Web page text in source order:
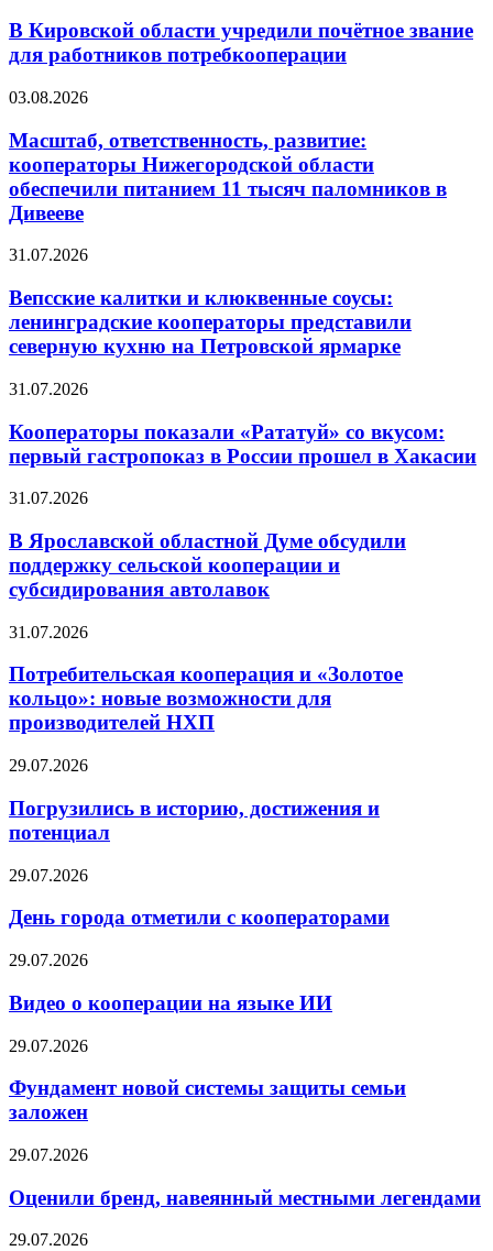
В Кировской области учредили почётное звание
для работников потребкооперации
03.08.2026
Масштаб, ответственность, развитие:
кооператоры Нижегородской области
обеспечили питанием 11 тысяч паломников в
Дивееве
31.07.2026
Вепсские калитки и клюквенные соусы:
ленинградские кооператоры представили
северную кухню на Петровской ярмарке
31.07.2026
Кооператоры показали «Рататуй» со вкусом:
первый гастропоказ в России прошел в Хакасии
31.07.2026
В Ярославской областной Думе обсудили
поддержку сельской кооперации и
субсидирования автолавок
31.07.2026
Потребительская кооперация и «Золотое
кольцо»: новые возможности для
производителей НХП
29.07.2026
Погрузились в историю, достижения и
потенциал
29.07.2026
День города отметили с кооператорами
29.07.2026
Видео о кооперации на языке ИИ
29.07.2026
Фундамент новой системы защиты семьи
заложен
29.07.2026
Оценили бренд, навеянный местными легендами
29.07.2026